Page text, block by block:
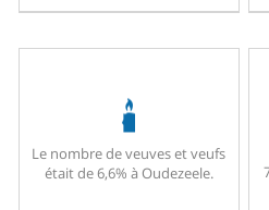
Le nombre de veuves et veufs
était de 6,6% à Oudezeele.